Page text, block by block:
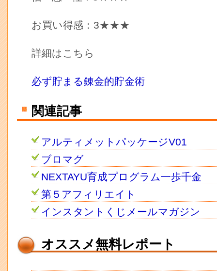
お買い得感：3★★★
詳細はこちら
必ず貯まる錬金的貯金術
関連記事
アルティメットパッケージV01
ブロマグ
NEXTAYU育成プログラム一歩千金
第５アフィリエイト
インスタントくじメールマガジン
オススメ無料レポート